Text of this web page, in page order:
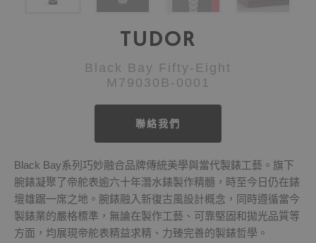
TUDOR
Black Bay Fifty-Eight
M79030B-0001
聯絡我們
Black Bay系列巧妙融合品牌傳統美學與當代製錶工藝。旗下
腕錶凝聚了帝舵表逾六十年潛水錶製作精髓，時至今日仍在錶
壇雄踞一席之地。腕錶融入新復古風設計概念，同時遵循當今
製錶業的嚴格標準，無論在製作工藝、可靠堅固和拋光品質等
方面，均展現帝舵表精益求精、力臻完善的製錶哲學。